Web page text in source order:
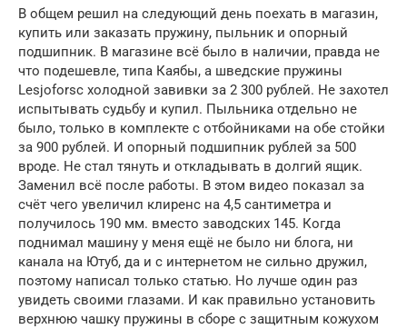
В общем решил на следующий день поехать в магазин,
купить или заказать пружину, пыльник и опорный
подшипник. В магазине всё было в наличии, правда не
что подешевле, типа Каябы, а шведские пружины
Lesjoforsс холодной завивки за 2 300 рублей. Не захотел
испытывать судьбу и купил. Пыльника отдельно не
было, только в комплекте с отбойниками на обе стойки
за 900 рублей. И опорный подшипник рублей за 500
вроде. Не стал тянуть и откладывать в долгий ящик.
Заменил всё после работы. В этом видео показал за
счёт чего увеличил клиренс на 4,5 сантиметра и
получилось 190 мм. вместо заводских 145. Когда
поднимал машину у меня ещё не было ни блога, ни
канала на Ютуб, да и с интернетом не сильно дружил,
поэтому написал только статью. Но лучше один раз
увидеть своими глазами. И как правильно установить
верхнюю чашку пружины в сборе с защитным кожухом